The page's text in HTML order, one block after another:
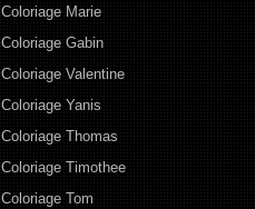
Coloriage Marie
Coloriage Gabin
Coloriage Valentine
Coloriage Yanis
Coloriage Thomas
Coloriage Timothee
Coloriage Tom